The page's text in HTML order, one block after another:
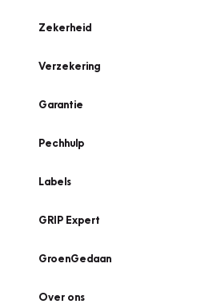
Zekerheid
Verzekering
Garantie
Pechhulp
Labels
GRIP Expert
GroenGedaan
Over ons